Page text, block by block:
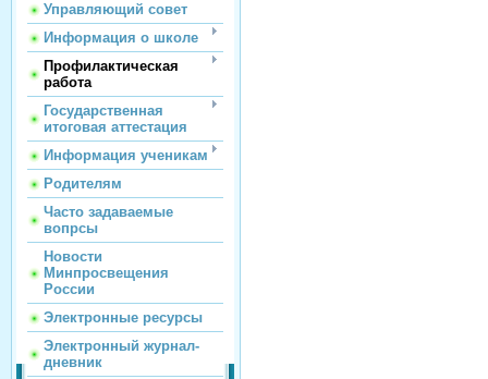
Управляющий совет
Информация о школе
Профилактическая
работа
Государственная
итоговая аттестация
Информация ученикам
Родителям
Часто задаваемые
вопрсы
Новости
Минпросвещения
России
Электронные ресурсы
Электронный журнал-
дневник